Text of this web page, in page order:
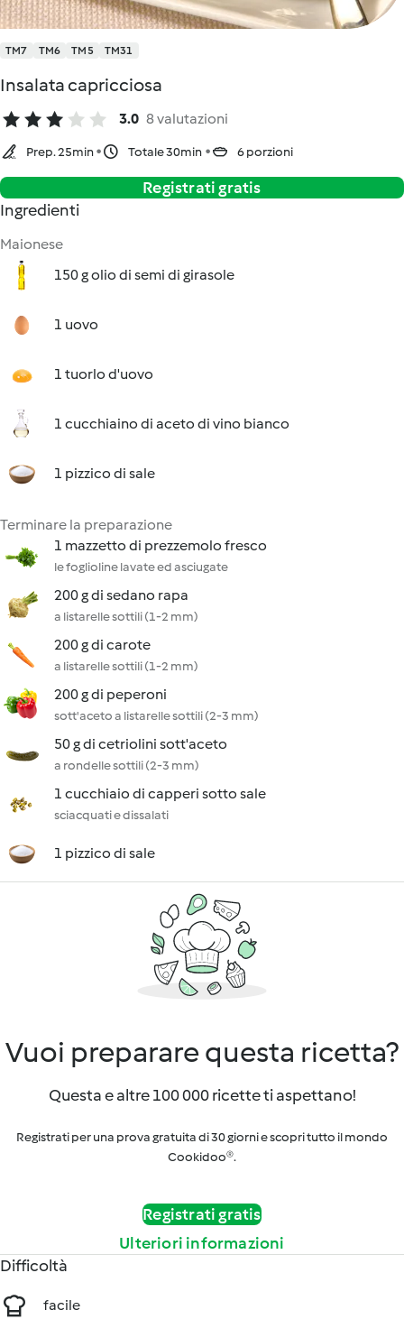
TM7 TM6 TM5 TM31
Insalata capricciosa
3.0 8 valutazioni
Prep. 25min Totale 30min 6 porzioni
Registrati gratis
Ingredienti
Maionese
150 g olio di semi di girasole
1 uovo
1 tuorlo d'uovo
1 cucchiaino di aceto di vino bianco
1 pizzico di sale
Terminare la preparazione
1 mazzetto di prezzemolo fresco
le foglioline lavate ed asciugate
200 g di sedano rapa
a listarelle sottili (1-2 mm)
200 g di carote
a listarelle sottili (1-2 mm)
200 g di peperoni
sott'aceto a listarelle sottili (2-3 mm)
50 g di cetriolini sott'aceto
a rondelle sottili (2-3 mm)
1 cucchiaio di capperi sotto sale
sciacquati e dissalati
1 pizzico di sale
Vuoi preparare questa ricetta?
Questa e altre 100 000 ricette ti aspettano!
Registrati per una prova gratuita di 30 giorni e scopri tutto il mondo
Cookidoo®.
Registrati gratis
Ulteriori informazioni
Difficoltà
facile